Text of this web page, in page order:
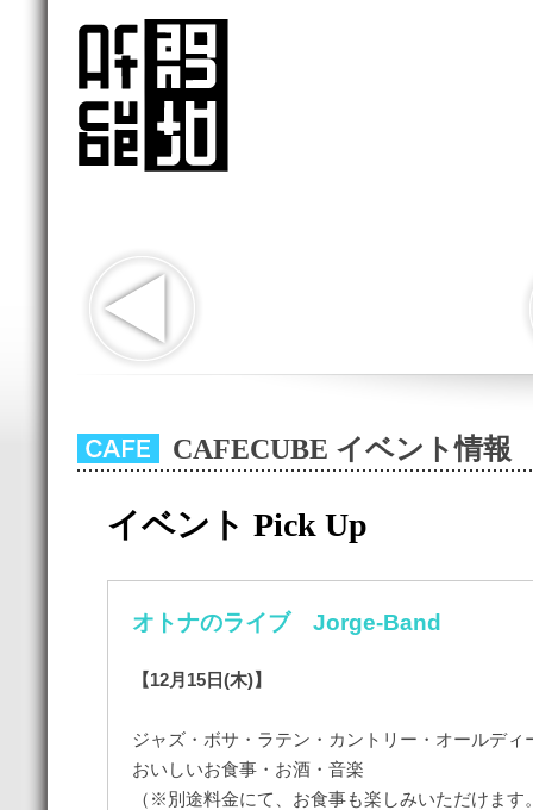
CAFECUBE イベント情報
イベント Pick Up
オトナのライブ Jorge-Band
【12月15日(木)】
ジャズ・ボサ・ラテン・カントリー・オールディ
おいしいお食事・お酒・音楽
（※別途料金にて、お食事も楽しみいただけます